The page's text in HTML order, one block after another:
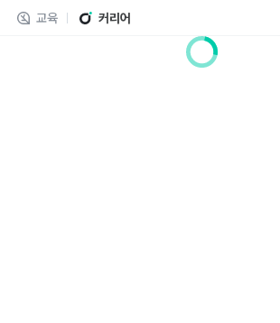
교육 커리어